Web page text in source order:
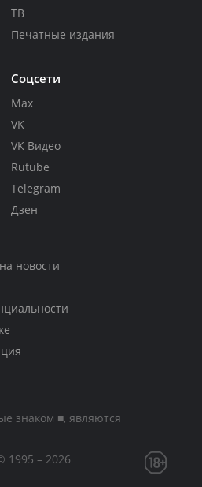
ТВ
Печатные издания
Соцсети
Max
VK
VK Видео
Rutube
Telegram
Дзен
новости
знаком ■, являются
– 2026